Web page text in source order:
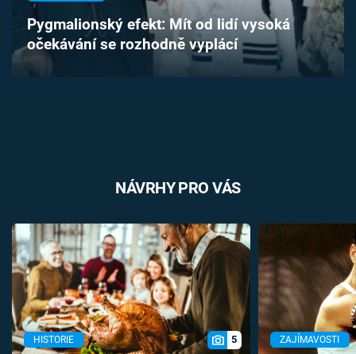
Přihlášení
Pygmalionský efekt: Mít od lidí vysoká
očekávání se rozhodně vyplácí
NÁVRHY PRO VÁS
HISTORIE 5 ZAJÍMAVOSTI